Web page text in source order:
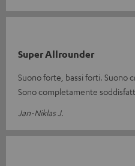
Super Allrounder
Suono forte, bassi forti. Suono
Sono completamente
Jan-Niklas J.